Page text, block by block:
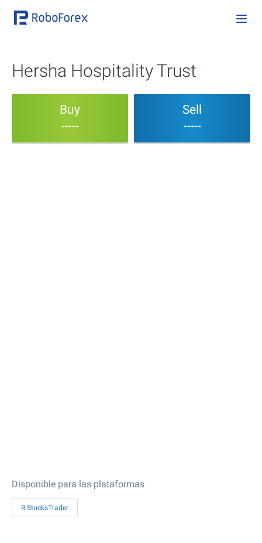
Hersha Hospitality Trust
Buy
-----
Sell
-----
Disponible para las plataformas
R StocksTrader